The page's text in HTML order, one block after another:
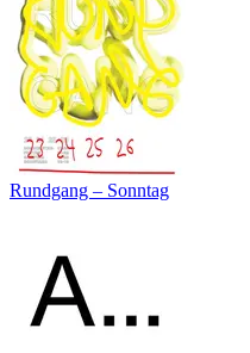
Rundgang – Sonntag